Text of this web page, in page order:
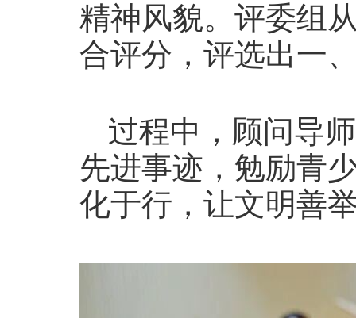
精神风貌。评委组
合评分，评选出一
过程中，顾问导
先进事迹，勉励青
化于行，让文明善